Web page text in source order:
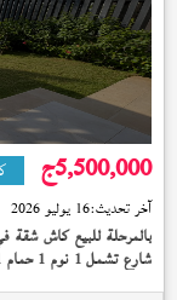
5,500,000ج
آخر تحديث:16 يوليو 2026
بالمرحلة للبيع كاش شقة في
شارع تشمل 1 نوم 1 حمام 1 بلكونة النموذج (